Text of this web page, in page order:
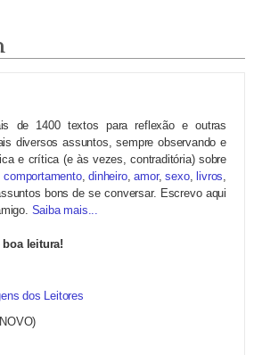
de 1400 textos para reflexão e outras
diversos assuntos, sempre observando e
e crítica (e às vezes, contraditória) sobre
comportamento,dinheiro,amor,sexo, livros,
bons de se conversar. Escrevo aqui
Saiba mais...
leitura!
dos Leitores